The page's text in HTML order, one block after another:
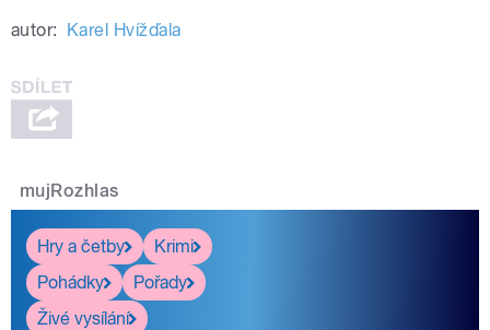
autor: Karel Hvížďala
mujRozhlas
Hry a četby
Krimi
Pohádky
Pořady
Živé vysílání